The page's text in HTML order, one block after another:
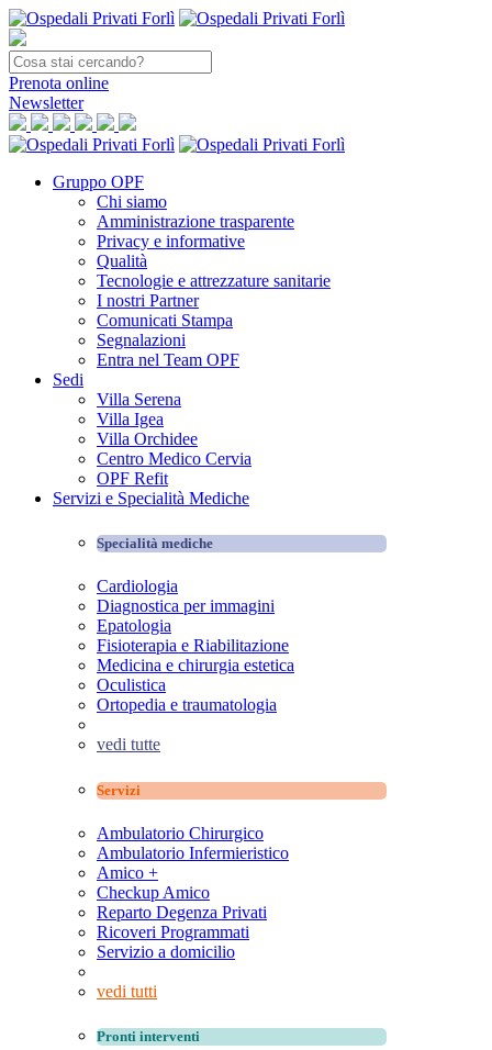
Prenota online
Newsletter
Gruppo OPF
Chi siamo
Amministrazione trasparente
Privacy e informative
Qualità
Tecnologie e attrezzature sanitarie
I nostri Partner
Comunicati Stampa
Segnalazioni
Entra nel Team OPF
Sedi
Villa Serena
Villa Igea
Villa Orchidee
Centro Medico Cervia
OPF Refit
Servizi e Specialità Mediche
Specialità mediche
Cardiologia
Diagnostica per immagini
Epatologia
Fisioterapia e Riabilitazione
Medicina e chirurgia estetica
Oculistica
Ortopedia e traumatologia
vedi tutte
Servizi
Ambulatorio Chirurgico
Ambulatorio Infermieristico
Amico +
Checkup Amico
Reparto Degenza Privati
Ricoveri Programmati
Servizio a domicilio
vedi tutti
Pronti interventi